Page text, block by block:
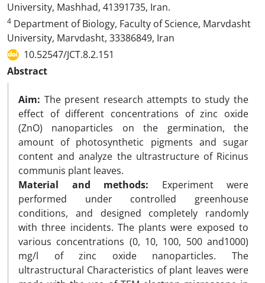
University, Mashhad, 41391735, Iran.
4 Department of Biology, Faculty of Science, Marvdasht
University, Marvdasht, 33386849, Iran
10.52547/JCT.8.2.151
Abstract
Aim: The present research attempts to study the
effect of different concentrations of zinc oxide
(ZnO) nanoparticles on the germination, the
amount of photosynthetic pigments and sugar
content and analyze the ultrastructure of Ricinus
communis plant leaves.
Material and methods: Experiment were
performed under controlled greenhouse
conditions, and designed completely randomly
with three incidents. The plants were exposed to
various concentrations (0, 10, 100, 500 and1000)
mg/l of zinc oxide nanoparticles. The
ultrastructural Characteristics of plant leaves were